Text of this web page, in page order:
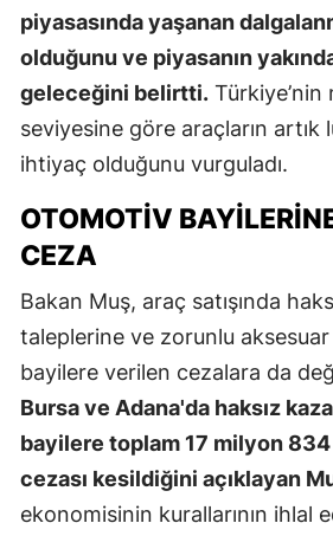
piyasasında yaşanan
olduğunu ve piyasanın
geleceğini belirtti. Türkiye’nin
seviyesine göre araçların artık
ihtiyaç olduğunu vurguladı.
OTOMOTIV
CEZA
Bakan Muş, araç satışında
taleplerine ve zorunlu aksesuar
bayilere verilen cezalara da
Bursa ve Adana'da haksız
bayilere toplam 17 milyon
cezası kesildiğini açıklayan
ekonomisinin kurallarının ihlal